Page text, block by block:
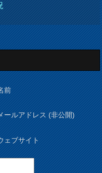
前
ールアドレス (非公開)
ェブサイト